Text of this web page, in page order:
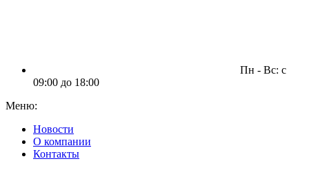
Пн - Вс: c
09:00 до 18:00
Меню:
Новости
О компании
Контакты